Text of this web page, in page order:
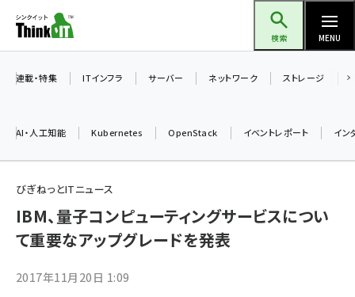
ン
ツ
検索 MENU
加藤銘のチーム貢献～仲間と築いた勝利の絆～ (2308)
iot女子会 (2273)
連載・特集 ITインフラ サーバー ネットワーク ストレージ
AI・人工知能 Kubernetes OpenStack イベントレポート イン
びぎねっとITニュース
IBM、量子コンピューティングサービスについ
て重要なアップグレードを発表
2017年11月20日 1:09